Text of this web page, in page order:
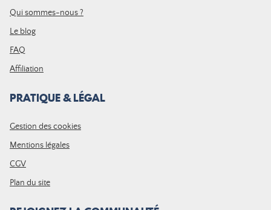
Qui sommes-nous ?
Le blog
FAQ
Affiliation
PRATIQUE & LÉGAL
Gestion des cookies
Mentions légales
CGV
Plan du site